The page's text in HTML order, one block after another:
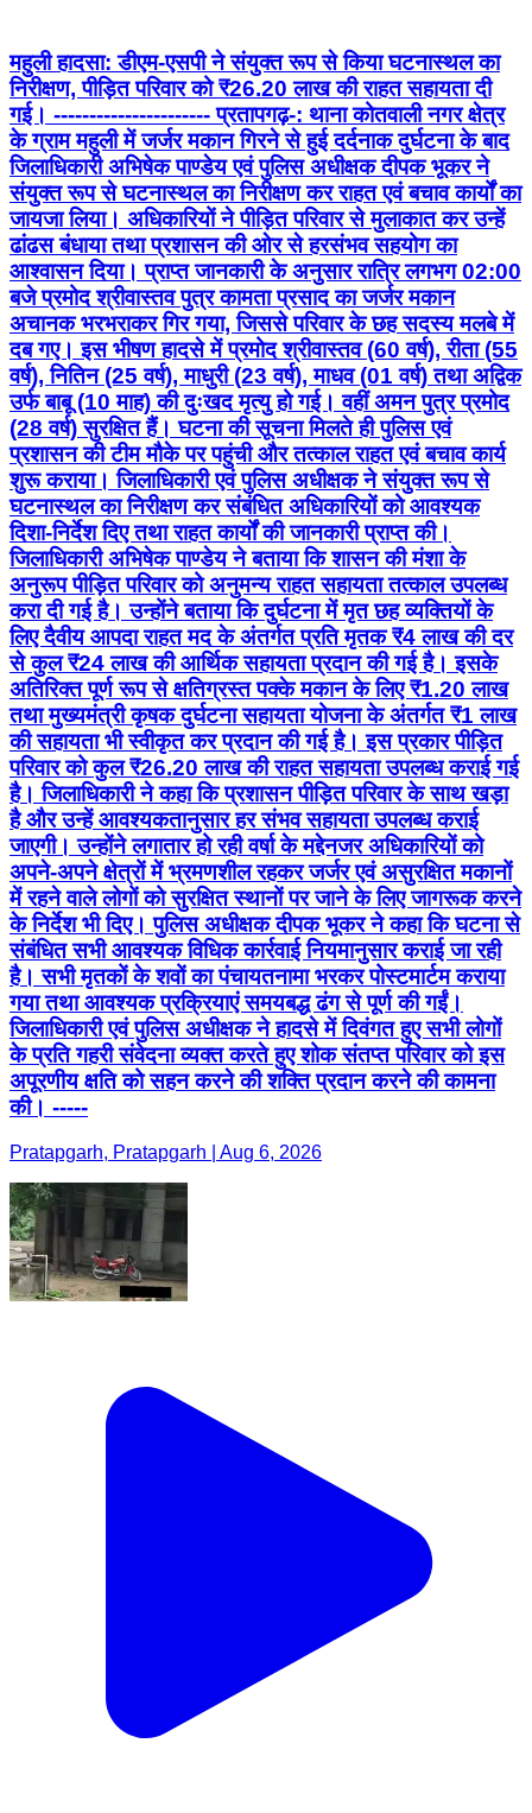
महुली हादसा: डीएम-एसपी ने संयुक्त रूप से किया घटनास्थल का
निरीक्षण, पीड़ित परिवार को ₹26.20 लाख की राहत सहायता दी
गई। ---------------------- प्रतापगढ़-: थाना कोतवाली नगर क्षेत्र
के ग्राम महुली में जर्जर मकान गिरने से हुई दर्दनाक दुर्घटना के बाद
जिलाधिकारी अभिषेक पाण्डेय एवं पुलिस अधीक्षक दीपक भूकर ने
संयुक्त रूप से घटनास्थल का निरीक्षण कर राहत एवं बचाव कार्यों का
जायजा लिया। अधिकारियों ने पीड़ित परिवार से मुलाकात कर उन्हें
ढांढस बंधाया तथा प्रशासन की ओर से हरसंभव सहयोग का
आश्वासन दिया। प्राप्त जानकारी के अनुसार रात्रि लगभग 02:00
बजे प्रमोद श्रीवास्तव पुत्र कामता प्रसाद का जर्जर मकान
अचानक भरभराकर गिर गया, जिससे परिवार के छह सदस्य मलबे में
दब गए। इस भीषण हादसे में प्रमोद श्रीवास्तव (60 वर्ष), रीता (55
वर्ष), नितिन (25 वर्ष), माधुरी (23 वर्ष), माधव (01 वर्ष) तथा अद्विक
उर्फ बाबू (10 माह) की दुःखद मृत्यु हो गई। वहीं अमन पुत्र प्रमोद
(28 वर्ष) सुरक्षित हैं। घटना की सूचना मिलते ही पुलिस एवं
प्रशासन की टीम मौके पर पहुंची और तत्काल राहत एवं बचाव कार्य
शुरू कराया। जिलाधिकारी एवं पुलिस अधीक्षक ने संयुक्त रूप से
घटनास्थल का निरीक्षण कर संबंधित अधिकारियों को आवश्यक
दिशा-निर्देश दिए तथा राहत कार्यों की जानकारी प्राप्त की।
जिलाधिकारी अभिषेक पाण्डेय ने बताया कि शासन की मंशा के
अनुरूप पीड़ित परिवार को अनुमन्य राहत सहायता तत्काल उपलब्ध
करा दी गई है। उन्होंने बताया कि दुर्घटना में मृत छह व्यक्तियों के
लिए दैवीय आपदा राहत मद के अंतर्गत प्रति मृतक ₹4 लाख की दर
से कुल ₹24 लाख की आर्थिक सहायता प्रदान की गई है। इसके
अतिरिक्त पूर्ण रूप से क्षतिग्रस्त पक्के मकान के लिए ₹1.20 लाख
तथा मुख्यमंत्री कृषक दुर्घटना सहायता योजना के अंतर्गत ₹1 लाख
की सहायता भी स्वीकृत कर प्रदान की गई है। इस प्रकार पीड़ित
परिवार को कुल ₹26.20 लाख की राहत सहायता उपलब्ध कराई गई
है। जिलाधिकारी ने कहा कि प्रशासन पीड़ित परिवार के साथ खड़ा
है और उन्हें आवश्यकतानुसार हर संभव सहायता उपलब्ध कराई
जाएगी। उन्होंने लगातार हो रही वर्षा के मद्देनजर अधिकारियों को
अपने-अपने क्षेत्रों में भ्रमणशील रहकर जर्जर एवं असुरक्षित मकानों
में रहने वाले लोगों को सुरक्षित स्थानों पर जाने के लिए जागरूक करने
के निर्देश भी दिए। पुलिस अधीक्षक दीपक भूकर ने कहा कि घटना से
संबंधित सभी आवश्यक विधिक कार्रवाई नियमानुसार कराई जा रही
है। सभी मृतकों के शवों का पंचायतनामा भरकर पोस्टमार्टम कराया
गया तथा आवश्यक प्रक्रियाएं समयबद्ध ढंग से पूर्ण की गईं।
जिलाधिकारी एवं पुलिस अधीक्षक ने हादसे में दिवंगत हुए सभी लोगों
के प्रति गहरी संवेदना व्यक्त करते हुए शोक संतप्त परिवार को इस
अपूरणीय क्षति को सहन करने की शक्ति प्रदान करने की कामना
की। -----
Pratapgarh, Pratapgarh | Aug 6, 2026